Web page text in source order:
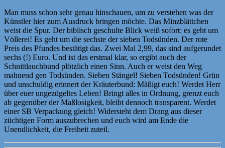
Man muss schon sehr genau hinschauen, um zu verstehen was der
Künstler hier zum Ausdruck bringen möchte. Das Minzblättchen
weist die Spur. Der biblisch geschulte Blick weiß sofort: es geht um
Völlerei! Es geht um die sechste der sieben Todsünden. Der rote
Preis des Pfundes bestätigt das. Zwei Mal 2,99, das sind aufgerundet
sechs (!) Euro. Und ist das erstmal klar, so ergibt auch der
Schnittlauchbund plötzlich einen Sinn. Auch er weist den Weg
mahnend gen Todsünden. Sieben Stängel! Sieben Todsünden! Grün
und unschuldig erinnert der Kräuterbund: Mäßigt euch! Werdet Herr
über euer ungezügeltes Leben! Bringt alles in Ordnung, grenzt euch
ab gegenüber der Maßlosigkeit, bleibt dennoch transparent. Werdet
einer SB Verpackung gleich! Widersteht dem Drang aus dieser
züchtigen Form auszubrechen und euch wird am Ende die
Unendlichkeit, die Freiheit zuteil.